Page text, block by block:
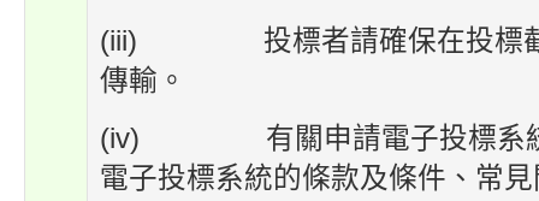
(iii) 投標者請確保在投標截
傳輸。
(iv) 有關申請電子投標系統
電子投標系統的條款及條件、常